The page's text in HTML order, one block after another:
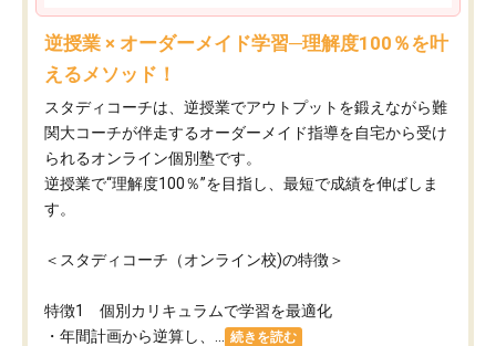
逆授業 × オーダーメイド学習─理解度100％を叶
えるメソッド！
スタディコーチは、逆授業でアウトプットを鍛えながら難
関大コーチが伴走するオーダーメイド指導を自宅から受け
られるオンライン個別塾です。
逆授業で“理解度100％”を目指し、最短で成績を伸ばしま
す。
＜スタディコーチ（オンライン校)の特徴＞
特徴1 個別カリキュラムで学習を最適化
・年間計画から逆算し、...
続きを読む